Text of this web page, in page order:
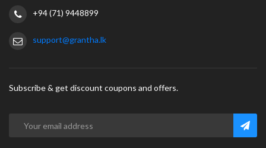
+94 (71) 9448899
support@grantha.lk
Subscribe & get discount coupons and offers.